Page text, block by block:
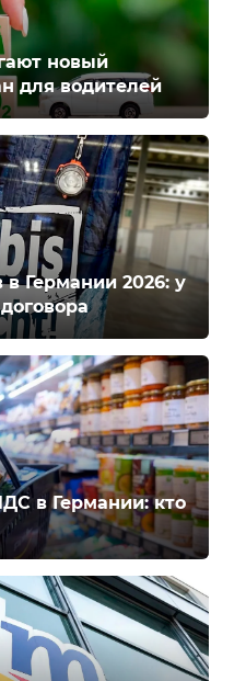
новый
для водителей
Германии 2026: у
в Германии: кто